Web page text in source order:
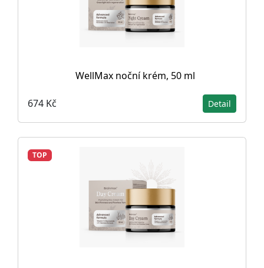
WellMax noční krém, 50 ml
674 Kč Detail
TOP